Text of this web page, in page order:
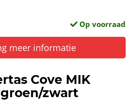
Op voorraad
meer informatie
Cove MIK
zwart